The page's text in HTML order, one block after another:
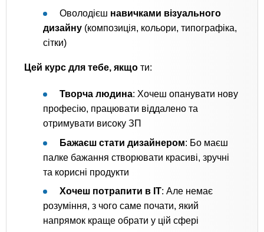
Оволодієш навичками візуального
дизайну (композиція, кольори, типографіка,
сітки)
Цей курс для тебе, якщо ти:
Творча людина: Хочеш опанувати нову
професію, працювати віддалено та
отримувати високу ЗП
Бажаєш стати дизайнером: Бо маєш
палке бажання створювати красиві, зручні
та корисні продукти
Хочеш потрапити в IT: Але немає
розуміння, з чого саме почати, який
напрямок краще обрати у цій сфері